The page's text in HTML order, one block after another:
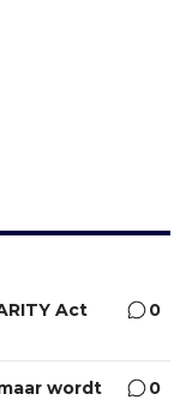
Act
0
wordt
0